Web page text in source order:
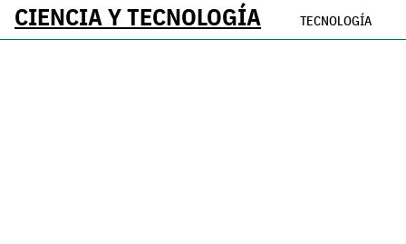
CIENCIA Y TECNOLOGÍA TECNOLOGÍA